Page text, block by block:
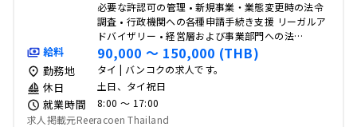
必要な許認可の管理 • 新規事業・業態変更時の法令
調査 • 行政機関への各種申請手続き支援 リーガルア
ドバイザリー • 経営層および事業部門への法…
給料 90,000 〜 150,000 (THB)
勤務地 タイ | バンコクの求人です。
休日 土日、タイ祝日
就業時間
8:00 〜 17:00
求人掲載元Reeracoen Thailand